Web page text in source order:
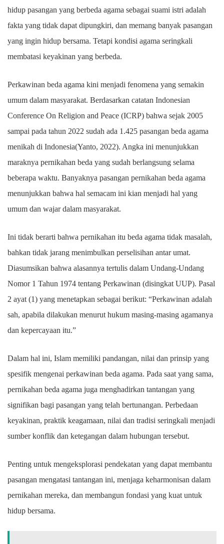
hidup pasangan yang berbeda agama sebagai suami istri adalah
fakta yang tidak dapat dipungkiri, dan memang banyak pasangan
yang ingin hidup bersama. Tetapi kondisi agama seringkali
membatasi keyakinan yang berbeda.
Perkawinan beda agama kini menjadi fenomena yang semakin
umum dalam masyarakat. Berdasarkan catatan Indonesian
Conference On Religion and Peace (ICRP) bahwa sejak 2005
sampai pada tahun 2022 sudah ada 1.425 pasangan beda agama
menikah di Indonesia(Yanto, 2022). Angka ini menunjukkan
maraknya pernikahan beda yang sudah berlangsung selama
beberapa waktu. Banyaknya pasangan pernikahan beda agama
menunjukkan bahwa hal semacam ini kian menjadi hal yang
umum dan wajar dalam masyarakat.
Ini tidak berarti bahwa pernikahan itu beda agama tidak masalah,
bahkan tidak jarang menimbulkan perselisihan antar umat.
Diasumsikan bahwa alasannya tertulis dalam Undang-Undang
Nomor 1 Tahun 1974 tentang Perkawinan (disingkat UUP). Pasal
2 ayat (1) yang menetapkan sebagai berikut: “Perkawinan adalah
sah, apabila dilakukan menurut hukum masing-masing agamanya
dan kepercayaan itu.”
Dalam hal ini, Islam memiliki pandangan, nilai dan prinsip yang
spesifik mengenai perkawinan beda agama. Pada saat yang sama,
pernikahan beda agama juga menghadirkan tantangan yang
signifikan bagi pasangan yang telah bertunangan. Perbedaan
keyakinan, praktik keagamaan, nilai dan tradisi seringkali menjadi
sumber konflik dan ketegangan dalam hubungan tersebut.
Penting untuk mengeksplorasi pendekatan yang dapat membantu
pasangan mengatasi tantangan ini, menjaga keharmonisan dalam
pernikahan mereka, dan membangun fondasi yang kuat untuk
hidup bersama.